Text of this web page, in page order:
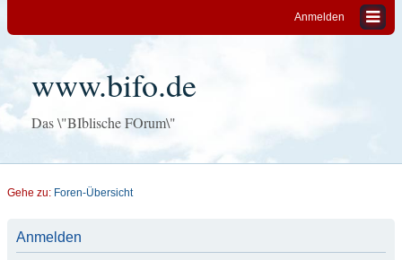
Anmelden
www.bifo.de
Das \"BIblische FOrum\"
Gehe zu: Foren-Übersicht
Anmelden